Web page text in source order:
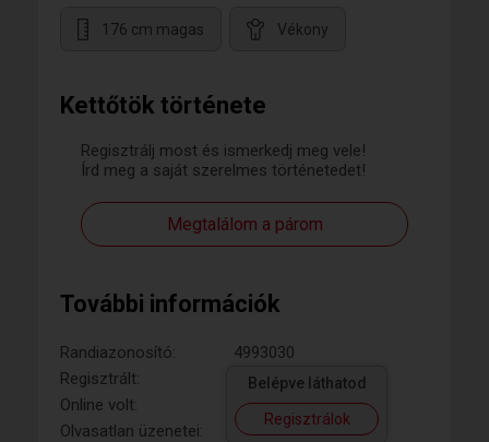
Kettőtök története
Regisztrálj most és ismerkedj meg vele!
Írd meg a saját szerelmes történetedet!
Megtalálom a párom
További információk
Randiazonosító:
4993030
Regisztrált:
Online volt:
Olvasatlan üzenetei:
Belépve láthatod
Regisztrálok
176 cm magas Vékony